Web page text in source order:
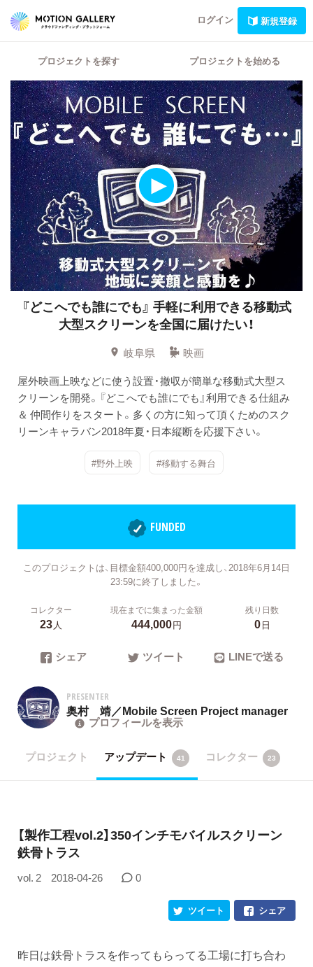
ログイン 新規登録
プロジェクトを探す プロジェクトを始める
『どこへでも誰にでも』 手軽に利用できる移動式
大型スクリーンを全国に届けたい！
岐阜県
映画
屋外映画上映などに使う設置・撤収が簡単な移動式大型ス
クリーンを開発。『どこへでも誰にでも』利用できる仕組み
＆ 仲間作りをスタート。多くの方に知って頂くためのスク
リーンキャラバン2018年夏・日本縦断を応援下さい。
#野外上映 #移動する舞台
FUNDED
このプロジェクトは、目標金額400,000円を達成し、2018年6月14日
23:59に終了しました。
コレクター
23人
現在までに集まった金額
444,000円
残り日数
0日
シェア ツイート LINEで送る
PRESENTER
奥村 靖／Mobile Screen Project manager
プロフィールを表示
プロジェクト アップデート 41 コレクター 23
【製作工程vol.2】350インチモバイルスクリーン
鉄骨トラス
vol. 2 2018-04-26 0
シェア
ツイート
昨日は鉄骨トラスを作ってもらってる工場に打ち合わ